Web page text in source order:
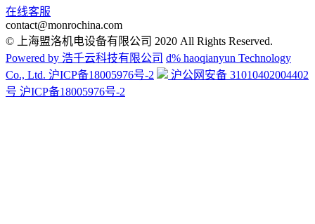
在线客服
contact@monrochina.com
© 上海盟洛机电设备有限公司 2020 All Rights Reserved.
Powered by 浩千云科技有限公司 d% haoqianyun Technology
Co., Ltd. 沪ICP备18005976号-2
沪公网安备 31010402004402
号 沪ICP备18005976号-2